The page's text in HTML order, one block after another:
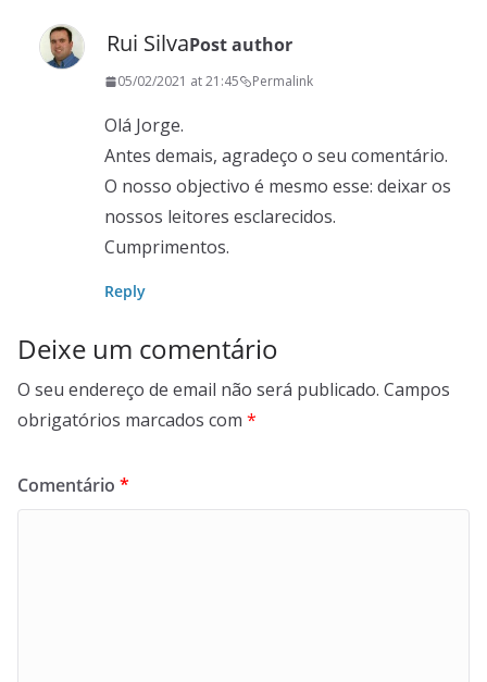
Rui SilvaPost author
05/02/2021 at 21:45 Permalink
Olá Jorge.
Antes demais, agradeço o seu comentário.
O nosso objectivo é mesmo esse: deixar os
nossos leitores esclarecidos.
Cumprimentos.
Reply
Deixe um comentário
O seu endereço de email não será publicado. Campos
obrigatórios marcados com *
Comentário *